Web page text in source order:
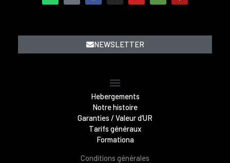
Famille aquatique Gymkhana
NEWSLETTER
Hebergements
Notre histoire
Garanties / Valeur d’UR
Tarifs généraux
Formationa
Conditions générales